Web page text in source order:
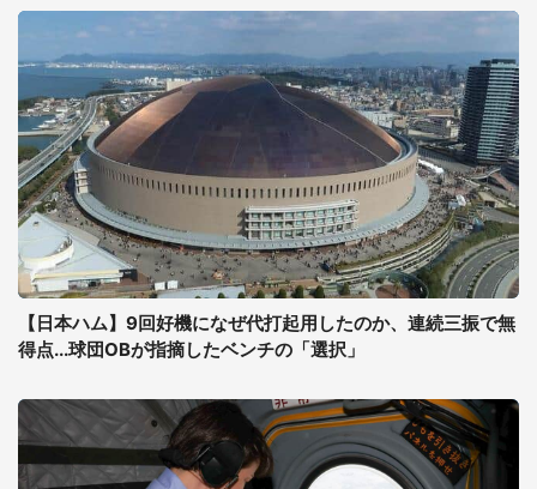
【日本ハム】9回好機になぜ代打起用したのか、連続三振で無
得点...球団OBが指摘したベンチの「選択」